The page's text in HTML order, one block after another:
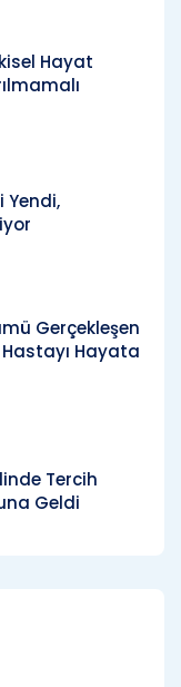
Hayat
Yendi,
Gerçekleşen
Hayata
Tercih
Geldi